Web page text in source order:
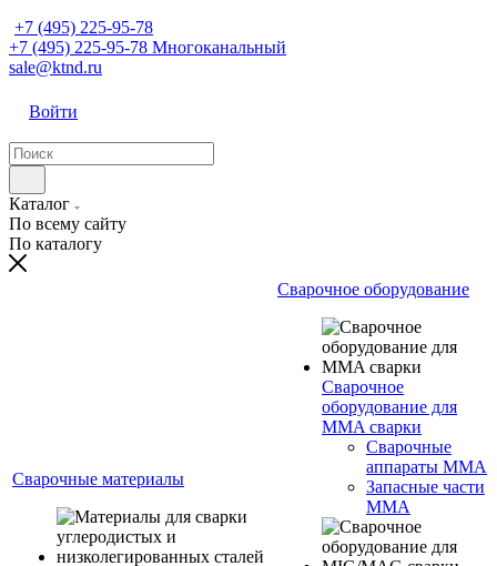
+7 (495) 225-95-78
+7 (495) 225-95-78 Многоканальный
sale@ktnd.ru
Войти
Каталог
По всему сайту
По каталогу
Сварочные материалы
Сварочное оборудование
Сварочное
оборудование для
MMA сварки
Сварочные
аппараты MMA
Запасные части
MMA